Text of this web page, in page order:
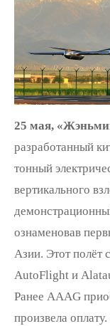
25 мая,
разработанный
тонный
вертикального
ознаменовав
Азии. Этот полёт
AutoFlight и
Ранее AAAG
произвела